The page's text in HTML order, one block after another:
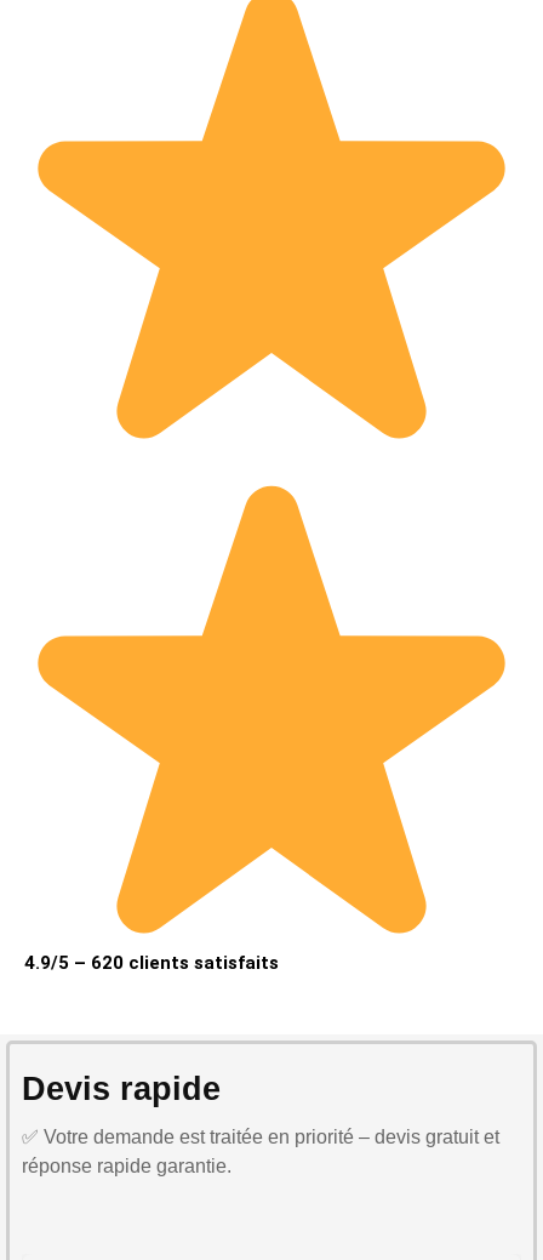
4.9/5 – 620 clients satisfaits
Devis rapide
✅ Votre demande est traitée en priorité – devis gratuit et
réponse rapide garantie.